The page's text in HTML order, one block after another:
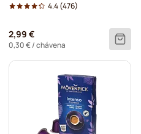
4.4(476)
2,99 €
0,30 €/ chávena